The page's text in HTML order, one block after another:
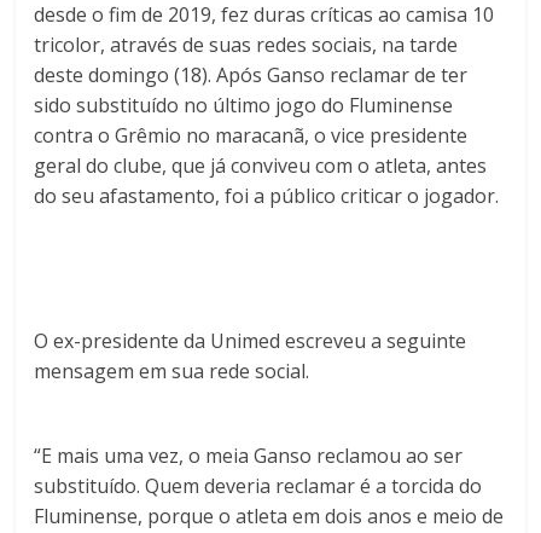
desde o fim de 2019, fez duras críticas ao camisa 10
tricolor, através de suas redes sociais, na tarde
deste domingo (18). Após Ganso reclamar de ter
sido substituído no último jogo do Fluminense
contra o Grêmio no maracanã, o vice presidente
geral do clube, que já conviveu com o atleta, antes
do seu afastamento, foi a público criticar o jogador.
O ex-presidente da Unimed escreveu a seguinte
mensagem em sua rede social.
“E mais uma vez, o meia Ganso reclamou ao ser
substituído. Quem deveria reclamar é a torcida do
Fluminense, porque o atleta em dois anos e meio de